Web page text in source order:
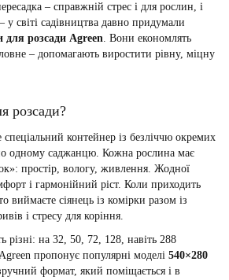
– справжній стрес і для рослин, і
світі садівництва давно придумали
для розсади Agreen. Вони економлять
– допомагають виростити рівну, міцну
розсади?
спеціальний контейнер із безліччю окремих
одному саджанцю. Кожна рослина має
простір, вологу, живлення. Жодної
і гармонійний ріст. Коли приходить
виймаєте сіянець із комірки разом із
і стресу для коріння.
різні: на 32, 50, 72, 128, навіть 288
пропонує популярні моделі 540×280
формат, який поміщається і в